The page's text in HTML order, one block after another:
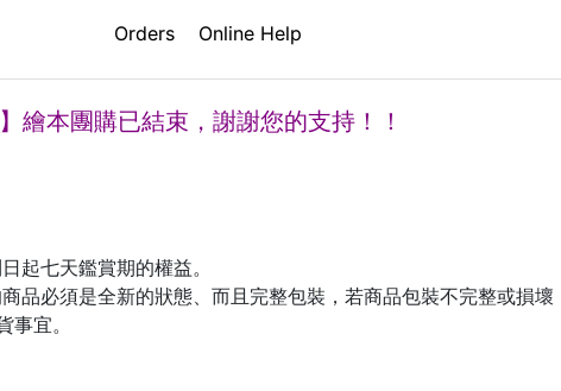
Orders Online Help
際出版】繪本書團(12月)
繪本團購已結束，謝謝您的支持！！
起七天鑑賞期的權益。
品必須是全新的狀態、而且完整包裝，若商品包裝不完整或損
事宜。